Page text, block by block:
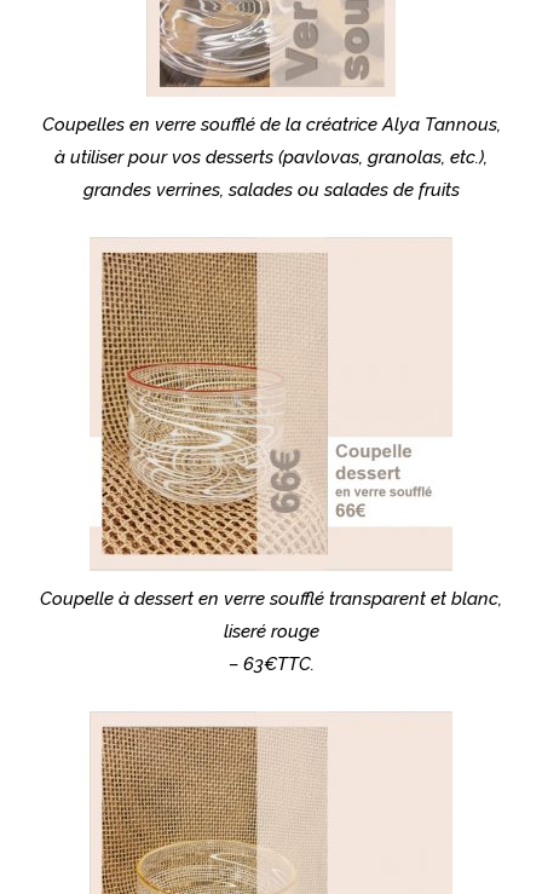
Coupelles en verre soufflé de la créatrice Alya Tannous,
à utiliser pour vos desserts (pavlovas, granolas, etc.),
grandes verrines, salades ou salades de fruits
Coupelle à dessert en verre soufflé transparent et blanc,
liseré rouge
– 63€TTC.